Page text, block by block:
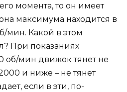
момента, то он имеет
максимума находится в
мин. Какой в этом
При показаниях
об/мин движок тянет не
и ниже – не тянет
если в эти, по-